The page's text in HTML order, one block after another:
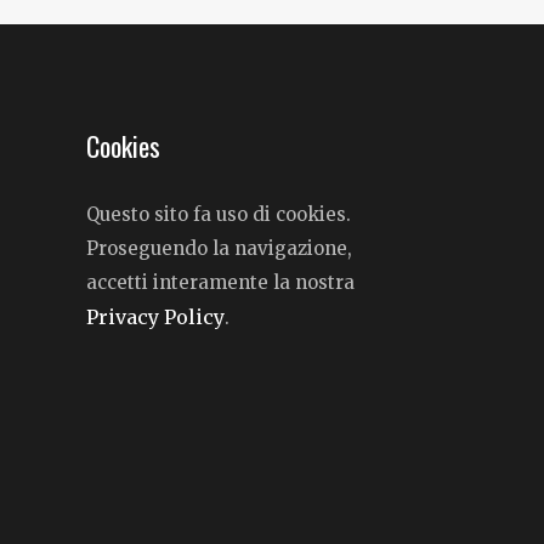
Cookies
Questo sito fa uso di cookies.
Proseguendo la navigazione,
accetti interamente la nostra
Privacy Policy.